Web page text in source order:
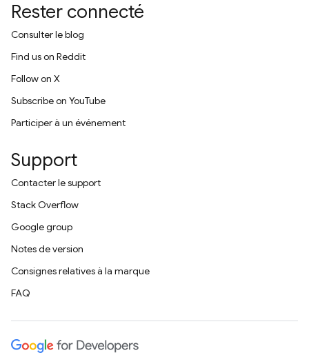
Rester connecté
Consulter le blog
Find us on Reddit
Follow on X
Subscribe on YouTube
Participer à un événement
Support
Contacter le support
Stack Overflow
Google group
Notes de version
Consignes relatives à la marque
FAQ